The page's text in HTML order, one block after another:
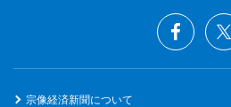
宗像経済新聞について